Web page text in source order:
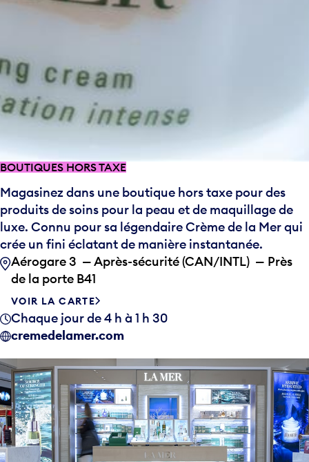
BOUTIQUES HORS TAXE
Magasinez dans une boutique hors taxe pour des
produits de soins pour la peau et de maquillage de
luxe. Connu pour sa légendaire Crème de la Mer qui
crée un fini éclatant de manière instantanée.
Aérogare 3 — Après-sécurité (CAN/INTL) — Près
de la porte B41
VOIR LA CARTE
Chaque jour de 4 h à 1 h 30
cremedelamer.com